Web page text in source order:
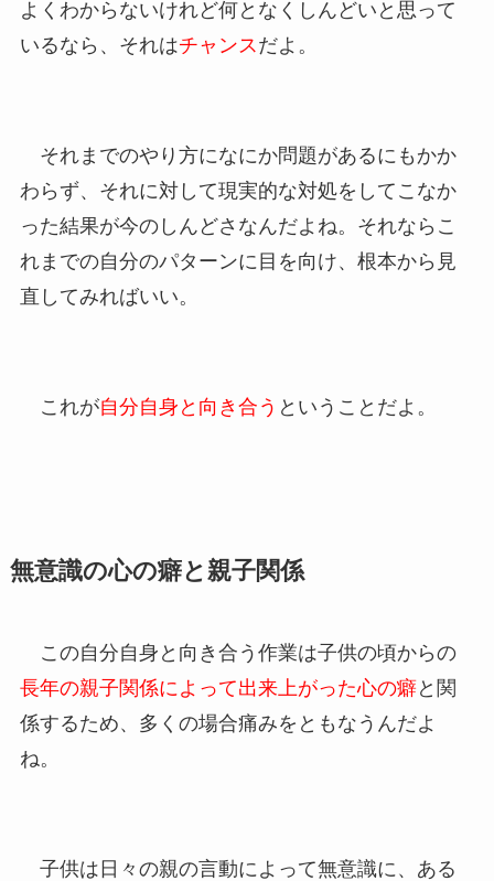
よくわからないけれど何となくしんどいと思って
いるなら、それはチャンスだよ。
それまでのやり方になにか問題があるにもかか
わらず、それに対して現実的な対処をしてこなか
った結果が今のしんどさなんだよね。それならこ
れまでの自分のパターンに目を向け、根本から見
直してみればいい。
これが自分自身と向き合う ということだよ。
無意識の心の癖と親子関係
この自分自身と向き合う作業は子供の頃からの
長年の親子関係によって出来上がった心の癖と関
係するため、多くの場合痛みをともなうんだよ
ね。
子供は日々の親の言動によって無意識に、ある